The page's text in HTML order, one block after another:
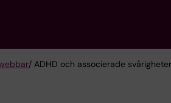
/ ADHD och associerade